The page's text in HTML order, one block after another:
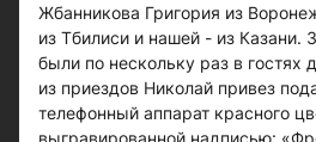
Жбанникова Григория из
из Тбилиси и нашей - из Казани.
были по нескольку раз в гостях
из приездов Николай привез
телефонный аппарат красного
выгравированной надписью: